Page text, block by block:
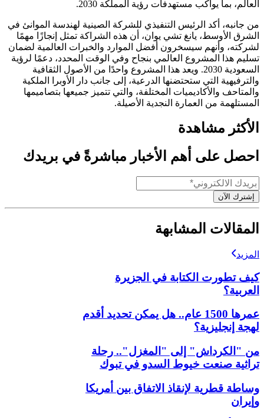
العالم، بما يواكب مستهدفات رؤية المملكة 2030.
من جانبه، أكد الرئيس التنفيذي للشركة الصينية لهندسة الموانئ في
الشرق الأوسط، يانغ تشي يوان، أن هذه الشراكة تمثل إنجازًا مهمًا
لشركته، وأنهم سيسخرون أفضل الموارد والخبرات العالمية لضمان
تسليم هذا المشروع العالمي بنجاح وفي الوقت المحدد، دعمًا لرؤية
السعودية 2030. ويعد هذا المشروع واحدًا من الأصول الثقافية
والترفيهية التي ستحتضنها الدرعية، إلى جانب دار الأوبرا الملكية
والمتاحف والأكاديميات المختلفة، والتي تتميز جميعها بتصاميمها
المستلهمة من العمارة النجدية الأصيلة.
الأكثر مشاهدة
احصل على أهم الأخبار مباشرةً في بريدك
إشترك الآن
المقالات المشابهة
المزيد
كيف تطورت الكتابة في الجزيرة
العربية؟
عمرها 1500 عام.. هل يمكن تحديد أقدم
لهجة إنجليزية؟
من "الكرداش" إلى "المغزل".. رحلة
تراثية صنعت خيوط السدو في تبوك
وساطة قطرية لإنقاذ الاتفاق بين أمريكا
وإيران